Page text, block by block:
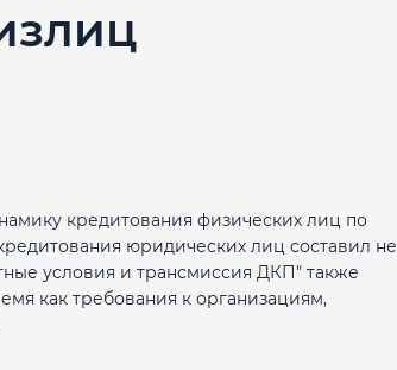
кредитования физических лиц по
юридических лиц составил не
условия и трансмиссия ДКП" также
как требования к организациям,